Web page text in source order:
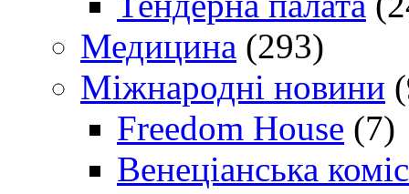
Медицина (293)
Міжнародні новини
Freedom House (7)
Венеціанська